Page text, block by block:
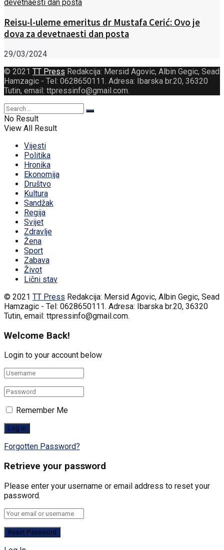
Reisu-l-uleme emeritus dr Mustafa Cerić: Ovo je
dova za devetnaesti dan posta
29/03/2024
© 2021 TT Press Redakcija: Mersid Agovic, Albin Gegic, Sead
Hamzagic - Tel: 0628650111. Adresa: Ibarska br.20, 36320
Tutin, email: ttpressinfo@gmail.com.
No Result
View All Result
Vijesti
Politika
Hronika
Ekonomija
Društvo
Kultura
Sandžak
Regija
Svijet
Zdravlje
Žena
Sport
Zabava
Život
Lični stav
© 2021 TT Press Redakcija: Mersid Agovic, Albin Gegic, Sead
Hamzagic - Tel: 0628650111. Adresa: Ibarska br.20, 36320
Tutin, email: ttpressinfo@gmail.com.
Welcome Back!
Login to your account below
Remember Me
Forgotten Password?
Retrieve your password
Please enter your username or email address to reset your
password.